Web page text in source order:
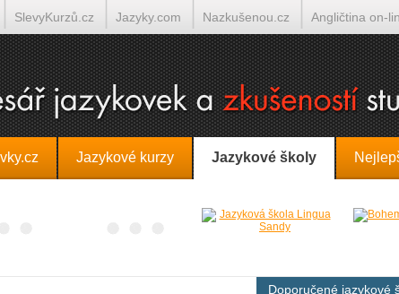
Jazykové kurzy Jazykové školy
Doporučené jazykové
SlevyKurzů.cz Jazyky.com Nazkušenou.cz Angličtina on-
Překládá.cz Tlumočí.cz